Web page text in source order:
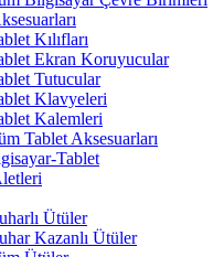
Kılıfları
Ekran Koruyucular
Tutucular
Klavyeleri
Kalemleri
Tablet Aksesuarları
Tablet
Ütüler
Kazanlı Ütüler